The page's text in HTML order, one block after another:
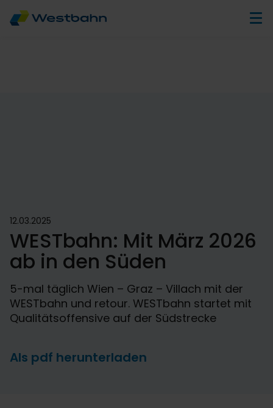
12.03.2025
WESTbahn: Mit März 2026
ab in den Süden
5-mal täglich Wien – Graz – Villach mit der
WESTbahn und retour. WESTbahn startet mit
Qualitätsoffensive auf der Südstrecke
Als pdf herunterladen